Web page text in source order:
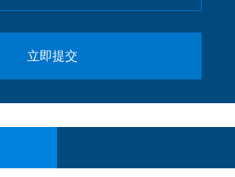
立即提交